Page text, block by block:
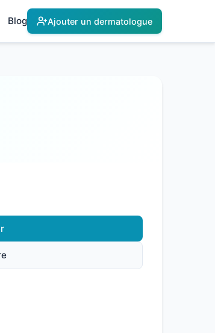
Blog Ajouter un dermatologue